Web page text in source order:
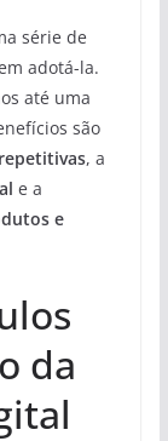
série de
adotá-la.
até uma
são
, a
e a
e
da